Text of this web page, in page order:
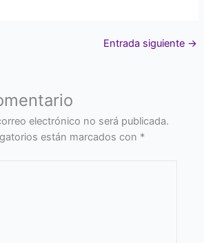
Entrada siguiente →
electrónico no será publicada.
están marcados con *